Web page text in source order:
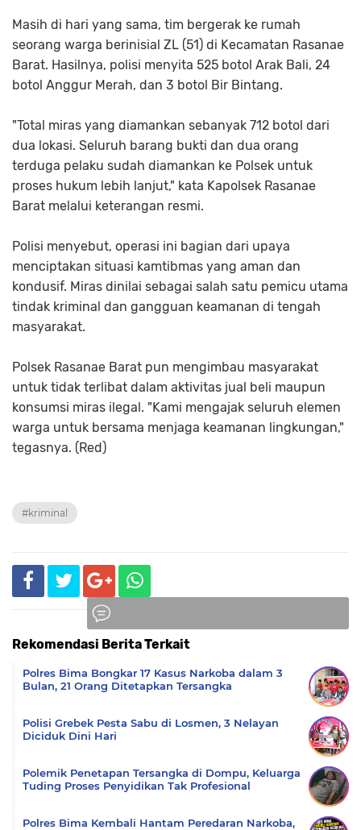
Masih di hari yang sama, tim bergerak ke rumah
seorang warga berinisial ZL (51) di Kecamatan Rasanae
Barat. Hasilnya, polisi menyita 525 botol Arak Bali, 24
botol Anggur Merah, dan 3 botol Bir Bintang.
"Total miras yang diamankan sebanyak 712 botol dari
dua lokasi. Seluruh barang bukti dan dua orang
terduga pelaku sudah diamankan ke Polsek untuk
proses hukum lebih lanjut," kata Kapolsek Rasanae
Barat melalui keterangan resmi.
Polisi menyebut, operasi ini bagian dari upaya
menciptakan situasi kamtibmas yang aman dan
kondusif. Miras dinilai sebagai salah satu pemicu utama
tindak kriminal dan gangguan keamanan di tengah
masyarakat.
Polsek Rasanae Barat pun mengimbau masyarakat
untuk tidak terlibat dalam aktivitas jual beli maupun
konsumsi miras ilegal. "Kami mengajak seluruh elemen
warga untuk bersama menjaga keamanan lingkungan,"
tegasnya. (Red)
#kriminal
Rekomendasi Berita Terkait
Polres Bima Bongkar 17 Kasus Narkoba dalam 3
Bulan, 21 Orang Ditetapkan Tersangka
Polisi Grebek Pesta Sabu di Losmen, 3 Nelayan
Diciduk Dini Hari
Polemik Penetapan Tersangka di Dompu, Keluarga
Tuding Proses Penyidikan Tak Profesional
Polres Bima Kembali Hantam Peredaran Narkoba,